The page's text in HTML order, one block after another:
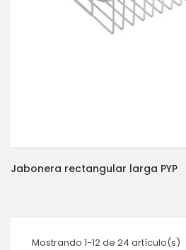
Jabonera rectangular larga PYP
Mostrando 1-12 de 24 artículo(s)